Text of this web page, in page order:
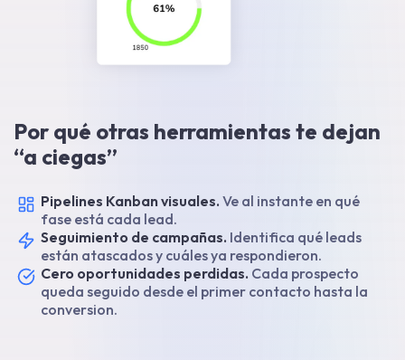
Por qué otras herramientas te dejan
“a ciegas”
Pipelines Kanban visuales. Ve al instante en qué
fase está cada lead.
Seguimiento de campañas. Identifica qué leads
están atascados y cuáles ya respondieron.
Cero oportunidades perdidas. Cada prospecto
queda seguido desde el primer contacto hasta la
conversion.